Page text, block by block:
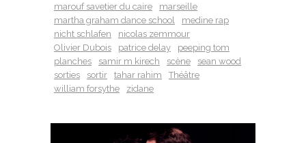
marouf savetier du caire
marseille
martha graham dance school
medine rap
nicht schlafen
nicolas zemmour
Olivier Dubois
patrice delay
peeping tom
planches
samir m kirech scène
sean wood
sorties
sortir tahar rahim
Théâtre
william forsythe
zidane